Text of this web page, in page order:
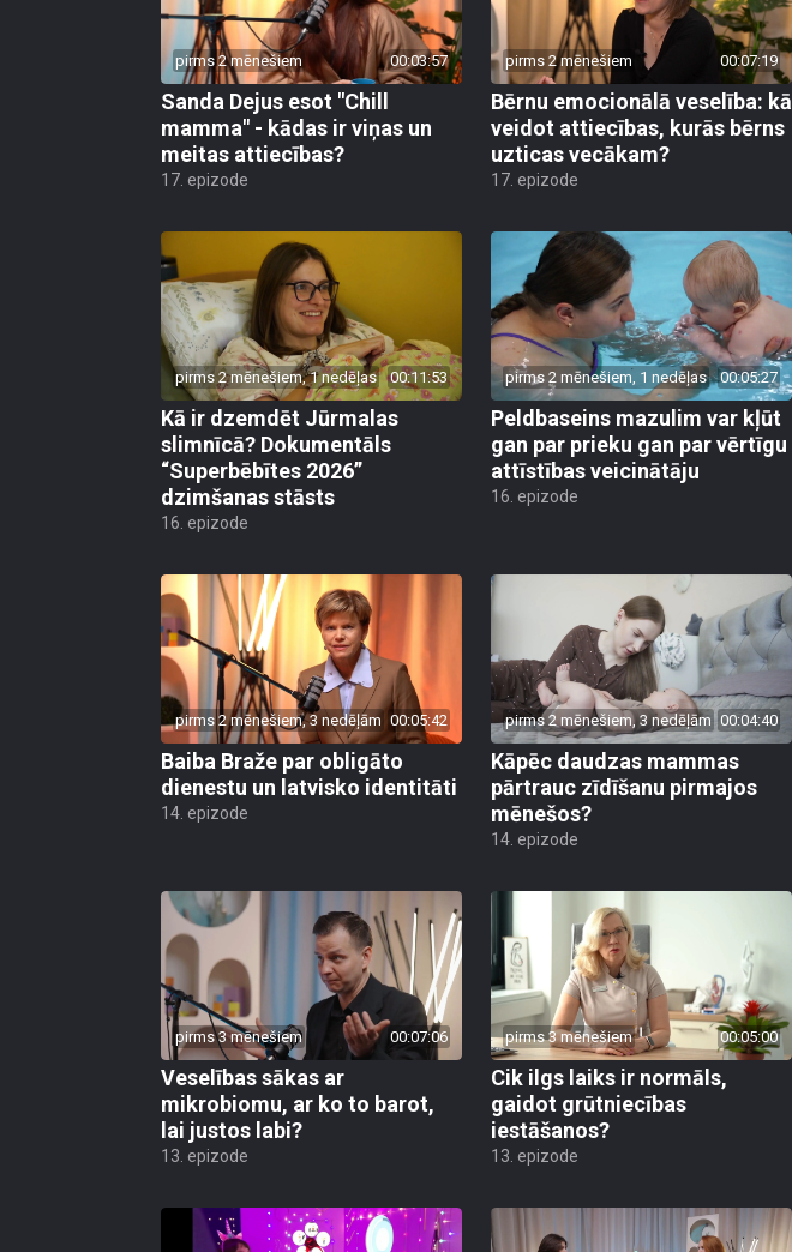
pirms 2 mēnešiem 00:03:57
Sanda Dejus esot "Chill
mamma" - kādas ir viņas un
meitas attiecības?
17. epizode
pirms 2 mēnešiem 00:07:19
Bērnu emocionālā veselība: kā
veidot attiecības, kurās bērns
uzticas vecākam?
17. epizode
pirms 2 mēnešiem, 1 nedēļas 00:11:53
Kā ir dzemdēt Jūrmalas
slimnīcā? Dokumentāls
“Superbēbītes 2026”
dzimšanas stāsts
16. epizode
pirms 2 mēnešiem, 1 nedēļas 00:05:27
Peldbaseins mazulim var kļūt
gan par prieku gan par vērtīgu
attīstības veicinātāju
16. epizode
pirms 2 mēnešiem, 3 nedēļām 00:05:42
Baiba Braže par obligāto
dienestu un latvisko identitāti
14. epizode
pirms 2 mēnešiem, 3 nedēļām 00:04:40
Kāpēc daudzas mammas
pārtrauc zīdīšanu pirmajos
mēnešos?
14. epizode
pirms 3 mēnešiem 00:07:06
Veselības sākas ar
mikrobiomu, ar ko to barot,
lai justos labi?
13. epizode
pirms 3 mēnešiem 00:05:00
Cik ilgs laiks ir normāls,
gaidot grūtniecības
iestāšanos?
13. epizode